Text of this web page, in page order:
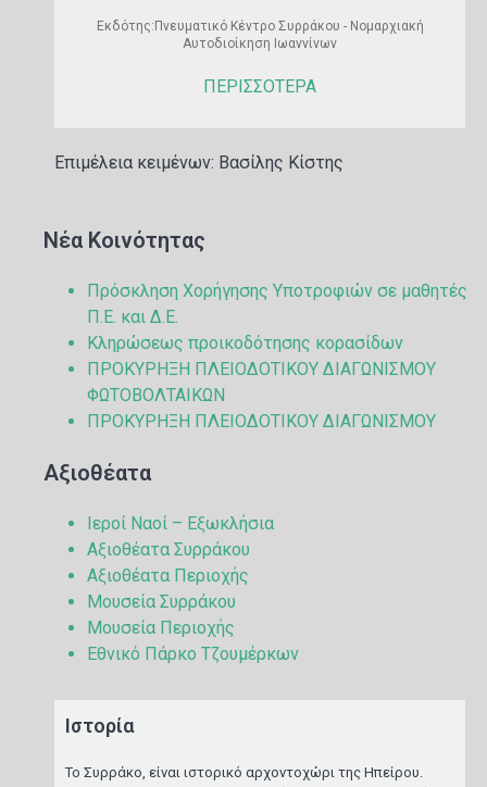
Εκδότης:Πνευματικό Κέντρο Συρράκου - Νομαρχιακή
Αυτοδιοίκηση Ιωαννίνων
ΠΕΡΙΣΣΟΤΕΡΑ
Επιμέλεια κειμένων: Βασίλης Κίστης
Νέα Κοινότητας
Πρόσκληση Χορήγησης Υποτροφιών σε μαθητές
Π.Ε. και Δ.Ε.
Κληρώσεως προικοδότησης κορασίδων
ΠΡΟΚΥΡΗΞΗ ΠΛΕΙΟΔΟΤΙΚΟΥ ΔΙΑΓΩΝΙΣΜΟΥ
ΦΩΤΟΒΟΛΤΑΙΚΩΝ
ΠΡΟΚΥΡΗΞΗ ΠΛΕΙΟΔΟΤΙΚΟΥ ΔΙΑΓΩΝΙΣΜΟΥ
Αξιοθέατα
Ιεροί Ναοί – Εξωκλήσια
Αξιοθέατα Συρράκου
Αξιοθέατα Περιοχής
Μουσεία Συρράκου
Μουσεία Περιοχής
Εθνικό Πάρκο Τζουμέρκων
Ιστορία
Το Συρράκο, είναι ιστορικό αρχοντοχώρι της Ηπείρου.